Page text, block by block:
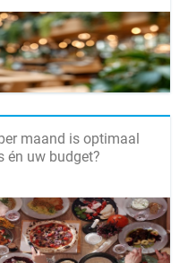
maand is optimaal
én uw budget?